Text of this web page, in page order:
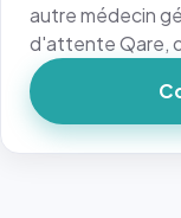
autre médecin
d'attente Qare,